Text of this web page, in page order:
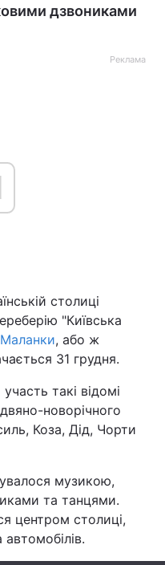
дзвониками
Реклама
столиці
"Київська
, або ж
31 грудня.
такі відомі
новорічного
Коза, Дід, Чорти
музикою,
та танцями.
центром столиці,